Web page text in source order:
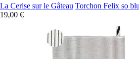
La Cerise sur le Gâteau Torchon Felix so
19,00 €